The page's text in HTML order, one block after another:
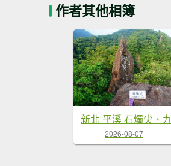
作者其他相簿
2026-08-07